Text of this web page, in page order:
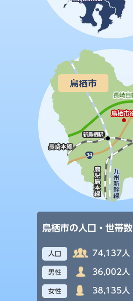
鳥栖市の人口・世帯数
人口 74,137人
男性 36,002人
女性 38,135人